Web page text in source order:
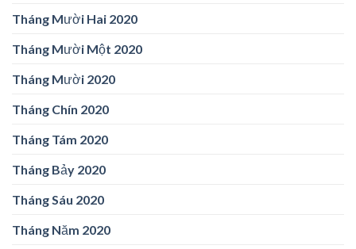
Tháng Mười Hai 2020
Tháng Mười Một 2020
Tháng Mười 2020
Tháng Chín 2020
Tháng Tám 2020
Tháng Bảy 2020
Tháng Sáu 2020
Tháng Năm 2020